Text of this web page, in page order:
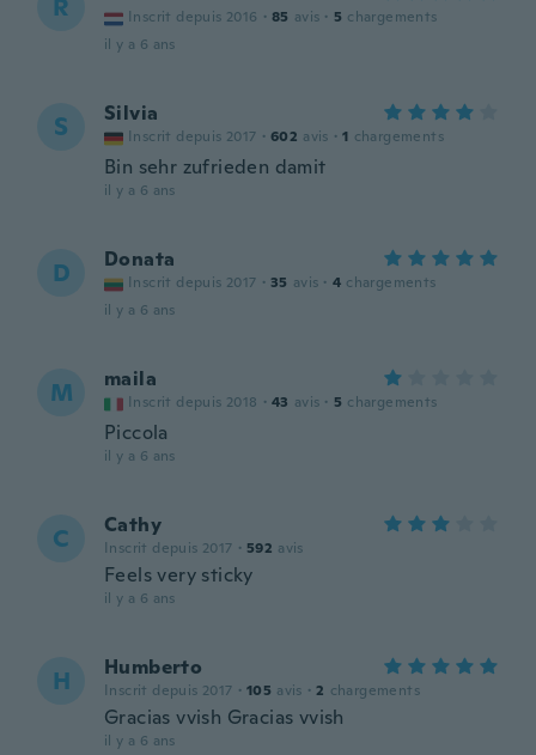
R Inscrit depuis 2016 · 85 avis · 5 chargements
il y a 6 ans
S Silvia
Inscrit depuis 2017 · 602 avis · 1 chargements
Bin sehr zufrieden damit
il y a 6 ans
D Donata
Inscrit depuis 2017 · 35 avis · 4 chargements
il y a 6 ans
M maila
Inscrit depuis 2018 · 43 avis · 5 chargements
Piccola
il y a 6 ans
C Cathy
Inscrit depuis 2017 · 592 avis
Feels very sticky
il y a 6 ans
H Humberto
Inscrit depuis 2017 · 105 avis · 2 chargements
Gracias vvish Gracias vvish
il y a 6 ans